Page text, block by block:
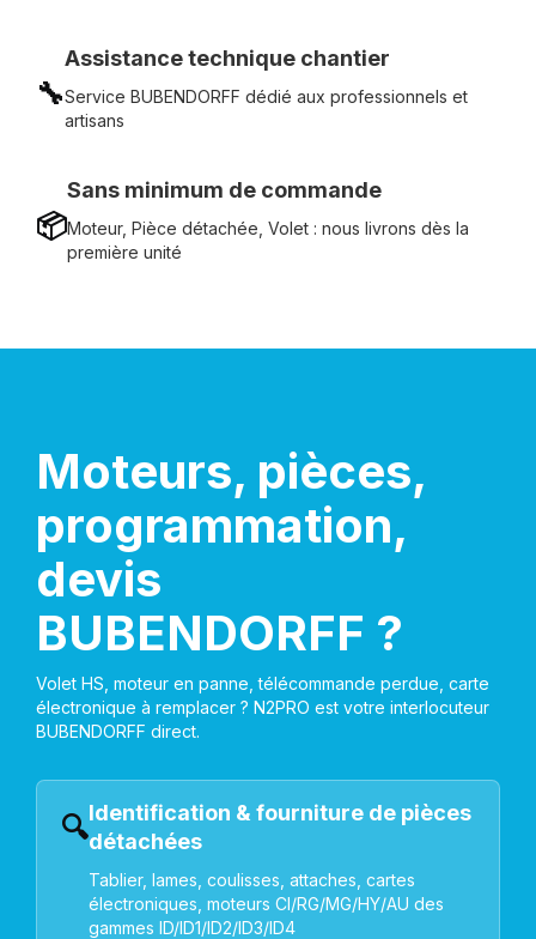
🔧
Assistance technique chantier
Service BUBENDORFF dédié aux professionnels et
artisans
📦
Sans minimum de commande
Moteur, Pièce détachée, Volet : nous livrons dès la
première unité
Moteurs, pièces,
programmation,
devis
BUBENDORFF ?
Volet HS, moteur en panne, télécommande perdue, carte
électronique à remplacer ? N2PRO est votre interlocuteur
BUBENDORFF direct.
🔍Identification & fourniture de pièces
détachées
Tablier, lames, coulisses, attaches, cartes
électroniques, moteurs CI/RG/MG/HY/AU des
gammes ID/ID1/ID2/ID3/ID4